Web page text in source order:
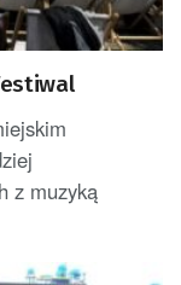
z muzyką